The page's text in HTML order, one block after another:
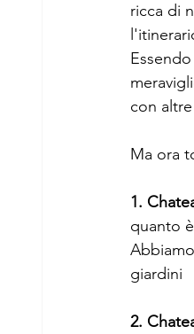
ricca di
con
Ma ora
1.
quanto
giardini
2.